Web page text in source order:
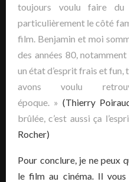
toujours voulu faire du
particulièrement le côté
film. Benjamin et moi
des années 80,
un état d’esprit frais et fun,
avons voulu
époque. »(Thierry
brûlée, c’est aussi ça
Rocher)
Pour conclure, je ne peux
le film au cinéma. Il